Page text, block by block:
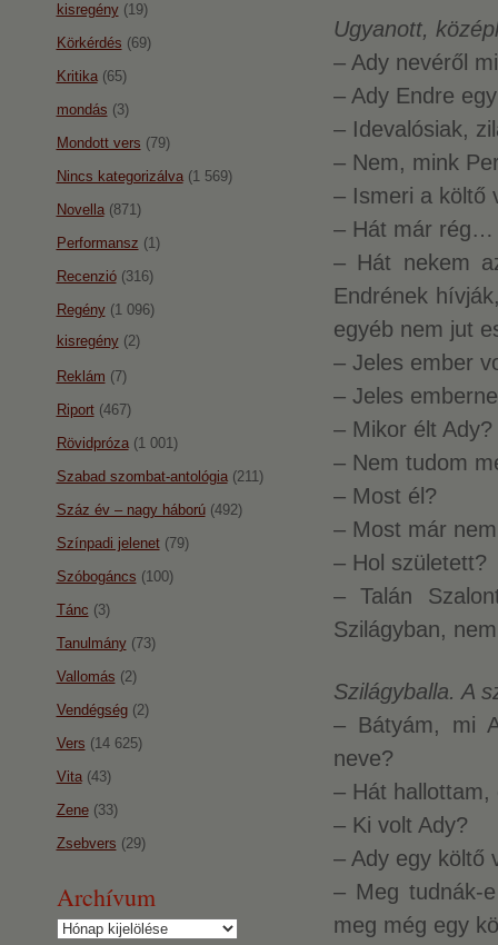
Ugyanott,
– Ady nevéről
– Ady Endre
– Idevalósiak,
– Nem, mink
– Ismeri a költő
– Hát már rég…
– Hát nekem
Endrének
egyéb nem jut
– Jeles ember
– Jeles
– Mikor élt Ady?
– Nem tudom
– Most él?
– Most már
– Hol született?
– Talán
Szilágyban,
Szilágyballa. A
– Bátyám, mi
neve?
– Hát
– Ki volt Ady?
– Ady egy költő
– Meg tudnák-
meg még egy
kisregény(19)
Körkérdés (69)
Kritika(65)
mondás (3)
Mondott vers (79)
Nincs kategorizálva(1 569)
Novella(871)
Performansz (1)
Recenzió(316)
Regény(1 096)
kisregény(2)
Reklám (7)
Riport(467)
Rövidpróza(1 001)
Szabad szombat-antológia(211)
Száz év – nagy háború(492)
Színpadi jelenet(79)
Szóbogáncs (100)
Tánc (3)
Tanulmány(73)
Vallomás (2)
Vendégség(2)
Vers (14 625)
Vita(43)
Zene(33)
Zsebvers (29)
Archívum
Archívum